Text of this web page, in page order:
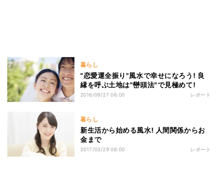
暮らし
"恋愛運全振り"風水で幸せになろう! 良
縁を呼ぶ土地は"巒頭法"で見極めて!
2016/09/27 06:00 レポート
暮らし
新生活から始める風水! 人間関係からお
金まで
2017/03/29 06:00 レポート